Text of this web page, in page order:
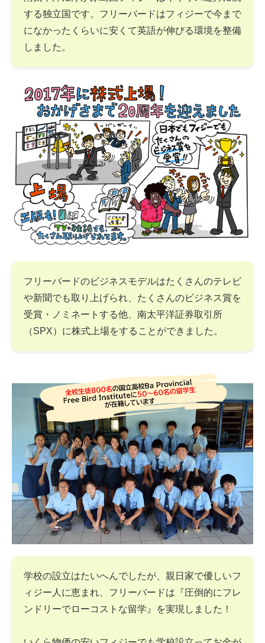
する独立国です。フリーバードはフィジーで今まで
になかったくらいに安くて英語が伸びる環境を整備
しました。
フリーバードのビジネスモデルはたくさんのテレビ
や新聞でも取り上げられ、たくさんのビジネス賞を
受賞・ノミネートする他、南太平洋証券取引所
（SPX）に株式上場をすることができました。
学校の設立はたいへんでしたが、親日家で優しいフ
ィジー人に恵まれ、フリーバードは『圧倒的にフレ
ンドリーでローコストな留学』を実現しました！